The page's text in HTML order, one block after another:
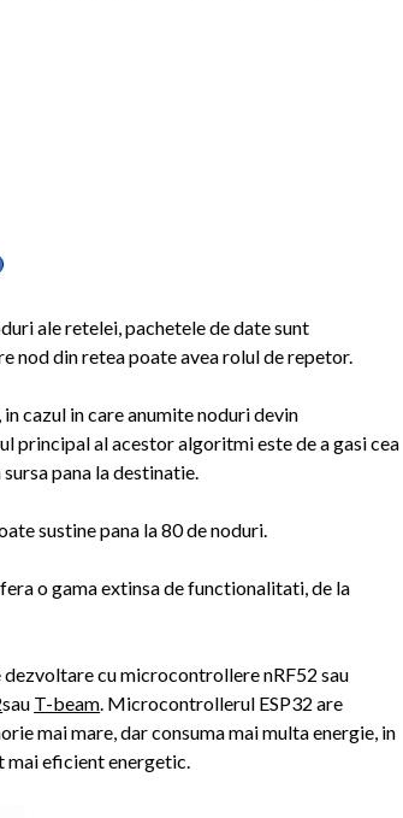
ale retelei, pachetele de date sunt
nod din retea poate avea rolul de repetor.
cazul in care anumite noduri devin
principal al acestor algoritmi este de a gasi cea
pana la destinatie.
sustine pana la 80 de noduri.
o gama extinsa de functionalitati, de la
cu microcontrollere nRF52 sau
sau T-beam. Microcontrollerul ESP32 are
mai mare, dar consuma mai multa energie, in
mai eficient energetic.